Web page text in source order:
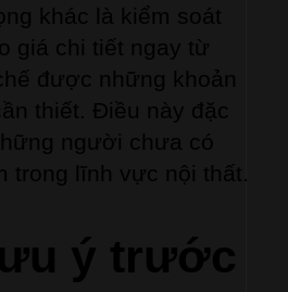
khác là kiểm soát
giá chi tiết ngay từ
được những khoản
thiết. Điều này đặc
người chưa có
trong lĩnh vực nội thất.
ý trước